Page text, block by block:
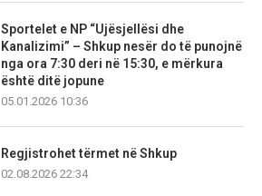
Sportelet e NP “Ujësjellësi dhe
Kanalizimi” – Shkup nesër do të punojnë
nga ora 7:30 deri në 15:30, e mërkura
është ditë jopune
05.01.2026 10:36
Regjistrohet tërmet në Shkup
02.08.2026 22:34